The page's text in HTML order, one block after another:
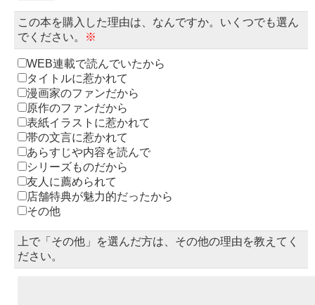
この本を購入した理由は、なんですか。いくつでも選ん
でください。
※
WEB連載で読んでいたから
タイトルに惹かれて
漫画家のファンだから
原作のファンだから
表紙イラストに惹かれて
帯の文言に惹かれて
あらすじや内容を読んで
シリーズものだから
友人に薦められて
店舗特典が魅力的だったから
その他
上で「その他」を選んだ方は、その他の理由を教えてく
ださい。